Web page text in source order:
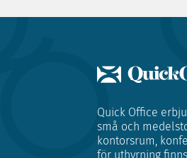
Quick Office
små och
kontorsrum,
för uthyrning